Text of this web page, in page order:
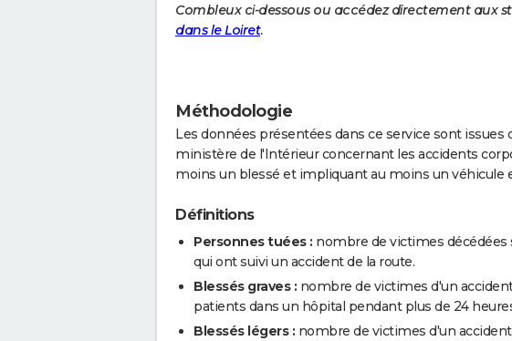
Combleux ci-dessous ou accédez directement aux
dans le Loiret.
Méthodologie
Les données présentées dans ce service sont issues
ministère de l'Intérieur concernant les accidents
moins un blessé et impliquant au moins un véhicule
Définitions
Personnes tuées : nombre de victimes décédées
qui ont suivi un accident de la route.
Blessés graves : nombre de victimes d'un
patients dans un hôpital pendant plus de 24
Blessés légers : nombre de victimes d'un